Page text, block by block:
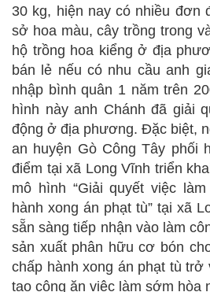
30 kg, hiện nay có nhiều đơn
sở hoa màu, cây trồng trong
hộ trồng hoa kiểng ở địa
bán lẻ nếu có nhu cầu anh
nhập bình quân 1 năm trên
hình này anh Chánh đã giải
động ở địa phương. Đặc biệt,
an huyện Gò Công Tây phối
điểm tại xã Long Vĩnh triển
mô hình “Giải quyết việc
hành xong án phạt tù” tại xã
sẵn sàng tiếp nhận vào làm
sản xuất phân hữu cơ bón
chấp hành xong án phạt tù
tạo công ăn việc làm sớm hòa